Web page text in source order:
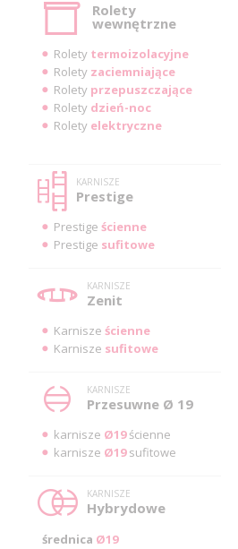
Rolety
wewnętrzne
Rolety termoizolacyjne
Rolety zaciemniające
Rolety przepuszczające
Rolety dzień-noc
Rolety elektryczne
KARNISZE
Prestige
Prestige ścienne
Prestige sufitowe
KARNISZE
Zenit
Karnisze ścienne
Karnisze sufitowe
KARNISZE
Przesuwne Ø 19
karnisze Ø19ścienne
karnisze Ø19sufitowe
KARNISZE
Hybrydowe
średnica Ø19